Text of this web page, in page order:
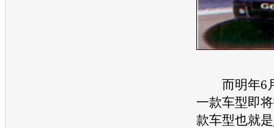
而明年6
一款车型即
款车型也就是